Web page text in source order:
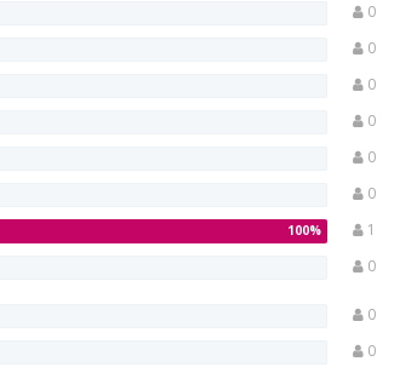
0
0
0
0
0
0
1
0
0
0